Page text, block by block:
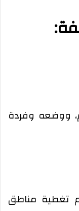
ووضعه وفردة
تغطية مناطق